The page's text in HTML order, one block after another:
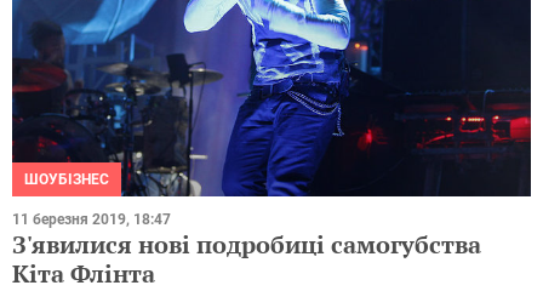
ШОУБІЗНЕС
11 березня 2019, 18:47
З'явилися нові подробиці самогубства
Кіта Флінта